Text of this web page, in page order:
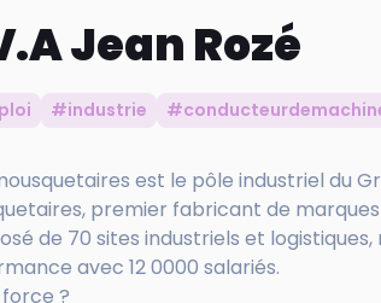
Jean Rozé
#industrie
est le pôle industriel du
premier fabricant de
de 70 sites industriels et
avec 12 0000 salariés.
?